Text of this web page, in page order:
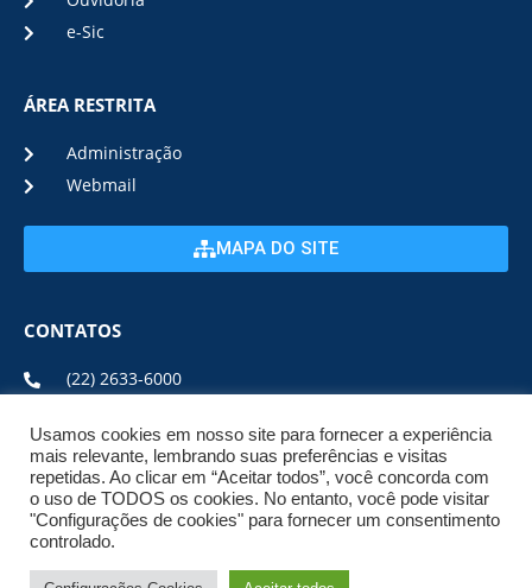
e-Sic
ÁREA RESTRITA
Administração
Webmail
MAPA DO SITE
CONTATOS
(22) 2633-6000
ENDEREÇO E HORÁRIO
ESTRADA DA USINA, Nº 600 CENTRO, CEP: 28950-000
DE SEGUNDA A SEXTA DE 08:00 ÀS 17:00
Usamos cookies em nosso site para fornecer a experiência
mais relevante, lembrando suas preferências e visitas
repetidas. Ao clicar em “Aceitar todos”, você concorda com
o uso de TODOS os cookies. No entanto, você pode visitar
"Configurações de cookies" para fornecer um consentimento
controlado.